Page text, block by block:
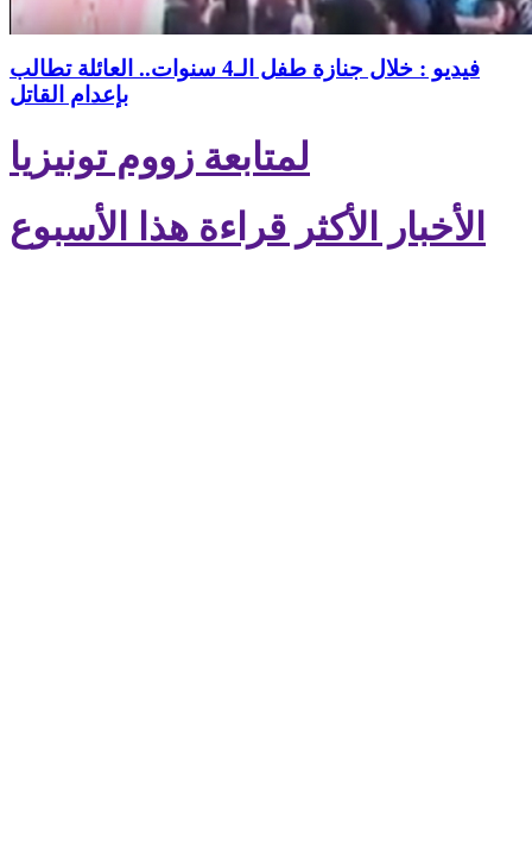
فيديو : خلال جنازة طفل الـ4 سنوات.. العائلة تطالب
بإعدام القاتل
لمتابعة زووم تونيزيا
الأخبار الأكثر قراءة هذا الأسبوع